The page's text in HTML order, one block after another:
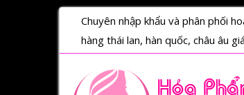
Chuyên nhập khẩu và phân phối
hàng thái lan, hàn quốc, châu âu